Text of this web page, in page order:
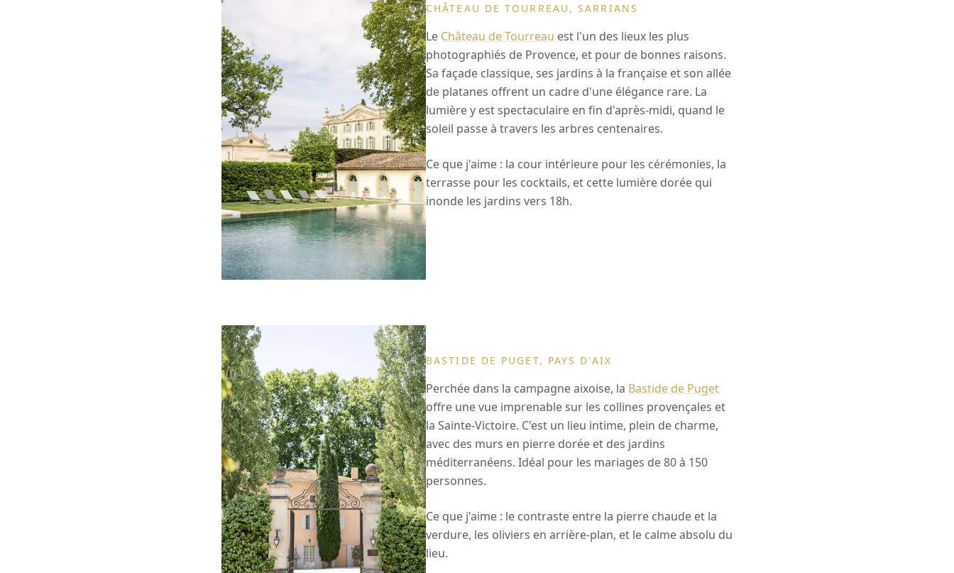
CHÂTEAU DE TOURREAU, SARRIANS
Le Château de Tourreau est l'un des lieux les plus
photographiés de Provence, et pour de bonnes raisons.
Sa façade classique, ses jardins à la française et son allée
de platanes offrent un cadre d'une élégance rare. La
lumière y est spectaculaire en fin d'après-midi, quand le
soleil passe à travers les arbres centenaires.
Ce que j'aime : la cour intérieure pour les cérémonies, la
terrasse pour les cocktails, et cette lumière dorée qui
inonde les jardins vers 18h.
BASTIDE DE PUGET, PAYS D'AIX
Perchée dans la campagne aixoise, la Bastide de Puget
offre une vue imprenable sur les collines provençales et
la Sainte-Victoire. C'est un lieu intime, plein de charme,
avec des murs en pierre dorée et des jardins
méditerranéens. Idéal pour les mariages de 80 à 150
personnes.
Ce que j'aime : le contraste entre la pierre chaude et la
verdure, les oliviers en arrière-plan, et le calme absolu du
lieu.